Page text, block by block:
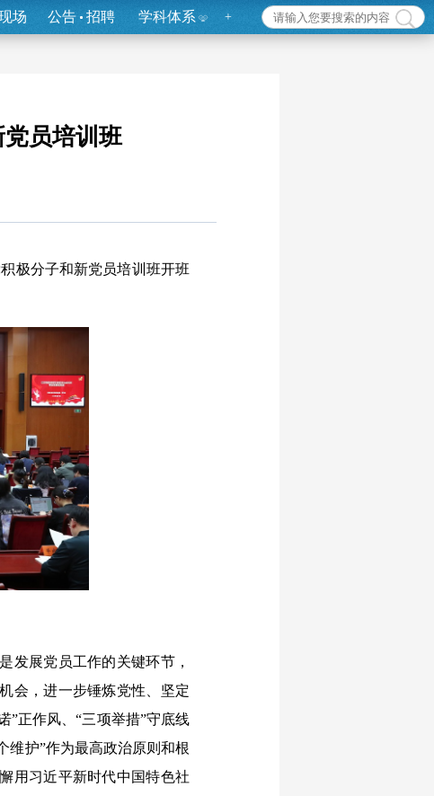
场 公告 招聘 学科体系 +
员培训班
极分子和新党员培训班开班
展党员工作的关键环节，
会，进一步锤炼党性、坚定
”正作风、“三项举措”守底线
维护”作为最高政治原则和根
用习近平新时代中国特色社